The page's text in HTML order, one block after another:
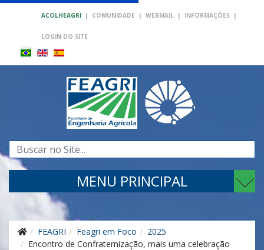
ACOLHEAGRI | COMUNIDADE | WEBMAIL | INFORMAÇÕES |
LOGIN DO SITE
Pesquisar...
MENU PRINCIPAL
FEAGRI Feagri em Foco
2025
Encontro de Confraternização, mais uma celebração